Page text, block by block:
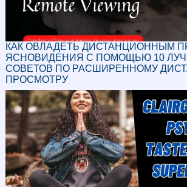
КАК ОВЛАДЕТЬ ДИСТАНЦИОННЫМ
ЯСНОВИДЕНИЯ С ПОМОЩЬЮ 10
СОВЕТОВ ПО РАСШИРЕННОМУ
ПРОСМОТРУ